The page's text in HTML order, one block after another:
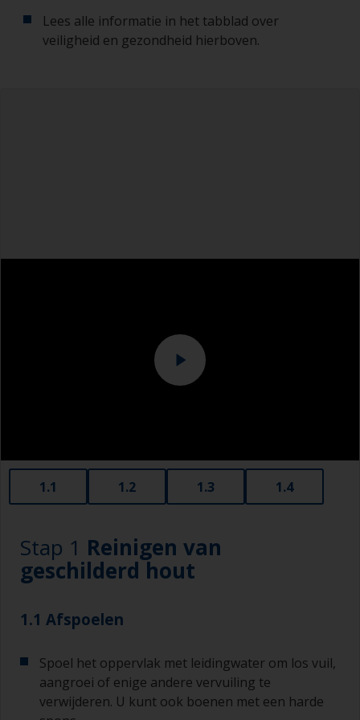
Lees alle informatie in het tabblad over
veiligheid en gezondheid hierboven.
1.1 1.2 1.3 1.4
Stap 1 Reinigen van
geschilderd hout
1.1 Afspoelen
Spoel het oppervlak met leidingwater om los vuil,
aangroei of enige andere vervuiling te
verwijderen. U kunt ook boenen met een harde